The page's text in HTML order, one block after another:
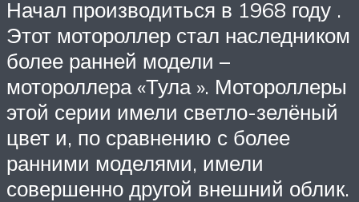
Начал производиться в 1968 году .
Этот мотороллер стал наследником
более ранней модели –
мотороллера «Тула ». Мотороллеры
этой серии имели светло-зелёный
цвет и, по сравнению с более
ранними моделями, имели
совершенно другой внешний облик.